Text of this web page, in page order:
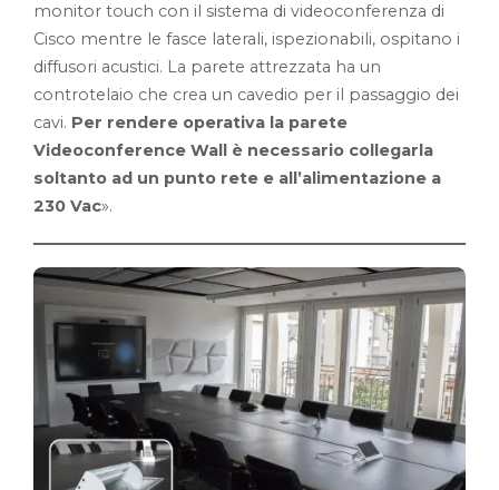
monitor touch con il sistema di videoconferenza di
Cisco mentre le fasce laterali, ispezionabili, ospitano i
diffusori acustici. La parete attrezzata ha un
controtelaio che crea un cavedio per il passaggio dei
cavi. Per rendere operativa la parete
Videoconference Wall è necessario collegarla
soltanto ad un punto rete e all’alimentazione a
230 Vac».